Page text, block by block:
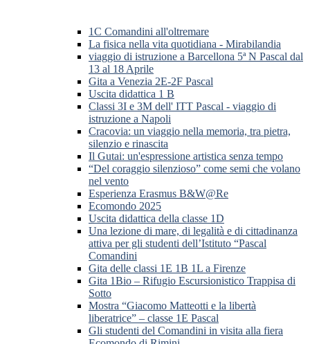
1C Comandini all'oltremare
La fisica nella vita quotidiana - Mirabilandia
viaggio di istruzione a Barcellona 5ª N Pascal dal
13 al 18 Aprile
Gita a Venezia 2E-2F Pascal
Uscita didattica 1 B
Classi 3I e 3M dell' ITT Pascal - viaggio di
istruzione a Napoli
Cracovia: un viaggio nella memoria, tra pietra,
silenzio e rinascita
Il Gutai: un'espressione artistica senza tempo
“Del coraggio silenzioso” come semi che volano
nel vento
Esperienza Erasmus B&W@Re
Ecomondo 2025
Uscita didattica della classe 1D
Una lezione di mare, di legalità e di cittadinanza
attiva per gli studenti dell’Istituto “Pascal
Comandini
Gita delle classi 1E 1B 1L a Firenze
Gita 1Bio – Rifugio Escursionistico Trappisa di
Sotto
Mostra “Giacomo Matteotti e la libertà
liberatrice” – classe 1E Pascal
Gli studenti del Comandini in visita alla fiera